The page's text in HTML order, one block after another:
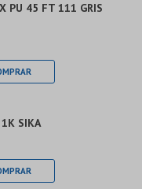
PU 45 FT 111 GRIS
1K SIKA